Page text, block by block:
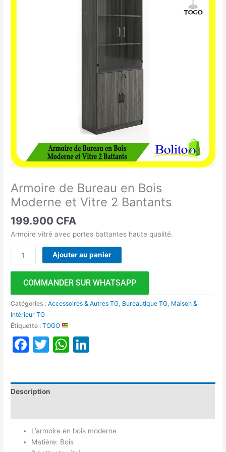
Armoire de Bureau en Bois
Moderne et Vitre 2 Bantants
199.900 CFA
Armoire vitré avec portes battantes haute qualité.
Ajouter au panier
COMMANDER SUR WHATSAPP
Catégories :Accessoires & Autres TG Bureautique TG Maison &
Intérieur TG
Étiquette :TOGO
Facebook
TwitterWhatsApp
Description
L’armoire en bois moderne
Matière: Bois